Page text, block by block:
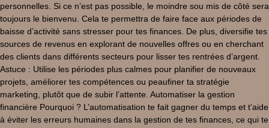
personnelles. Si ce n’est pas possible, le moindre sou mis de côté sera
toujours le bienvenu. Cela te permettra de faire face aux périodes de
baisse d’activité sans stresser pour tes finances. De plus, diversifie tes
sources de revenus en explorant de nouvelles offres ou en cherchant
des clients dans différents secteurs pour lisser tes rentrées d’argent.
Astuce : Utilise les périodes plus calmes pour planifier de nouveaux
projets, améliorer tes compétences ou peaufiner ta stratégie
marketing, plutôt que de subir l’attente. Automatiser la gestion
financière Pourquoi ? L’automatisation te fait gagner du temps et t’aide
à éviter les erreurs humaines dans la gestion de tes finances, ce qui te